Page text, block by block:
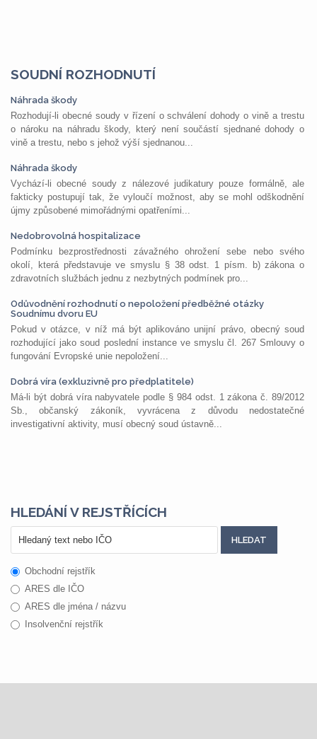
SOUDNÍ ROZHODNUTÍ
Náhrada škody
Rozhodují-li obecné soudy v řízení o schválení dohody o vině a trestu
o nároku na náhradu škody, který není součástí sjednané dohody o
vině a trestu, nebo s jehož výší sjednanou...
Náhrada škody
Vychází-li obecné soudy z nálezové judikatury pouze formálně, ale
fakticky postupují tak, že vyloučí možnost, aby se mohl odškodnění
újmy způsobené mimořádnými opatřeními...
Nedobrovolná hospitalizace
Podmínku bezprostřednosti závažného ohrožení sebe nebo svého
okolí, která představuje ve smyslu § 38 odst. 1 písm. b) zákona o
zdravotních službách jednu z nezbytných podmínek pro...
Odůvodnění rozhodnutí o nepoložení předběžné otázky
Soudnímu dvoru EU
Pokud v otázce, v níž má být aplikováno unijní právo, obecný soud
rozhodující jako soud poslední instance ve smyslu čl. 267 Smlouvy o
fungování Evropské unie nepoložení...
Dobrá víra (exkluzivně pro předplatitele)
Má-li být dobrá víra nabyvatele podle § 984 odst. 1 zákona č. 89/2012
Sb., občanský zákoník, vyvrácena z důvodu nedostatečné
investigativní aktivity, musí obecný soud ústavně...
HLEDÁNÍ V REJSTŘÍCÍCH
Obchodní rejstřík
ARES dle IČO
ARES dle jména / názvu
Insolvenční rejstřík